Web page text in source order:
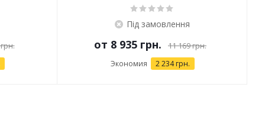
Під замовлення
от 8 935 грн. 11 169 грн.
Экономия 2 234 грн.